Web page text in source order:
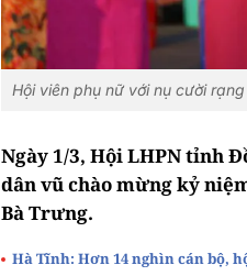
Hội viên phụ nữ với nụ cười
Ngày 1/3, Hội LHPN tỉnh
dân vũ chào mừng kỷ
Bà Trưng.
Hà Tĩnh: Hơn 14 nghìn cán bộ,